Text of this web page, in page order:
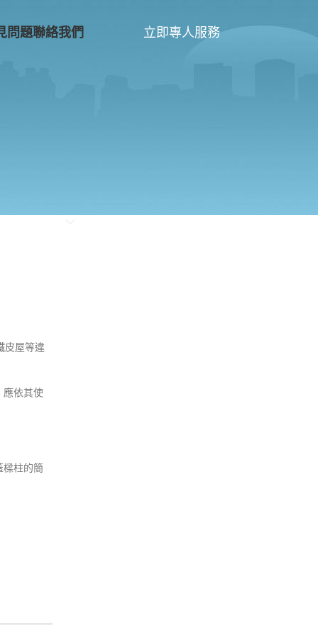
問題聯絡我們 立即專人服務
皮屋等違
應依其使
樑柱的簡